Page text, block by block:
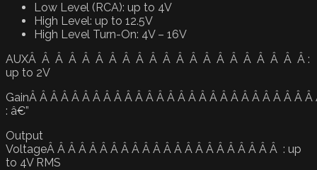
Low Level (RCA): up to 4V
High Level: up to 12.5V
High Level Turn-On: 4V – 16V
AUXÂ Â Â Â Â Â Â Â Â Â Â Â Â Â Â Â Â Â Â Â Â :
up to 2V
GainÂ Â Â Â Â Â Â Â Â Â Â Â Â Â Â Â Â Â Â Â Â Â Â Â Â Â
: â€”
Output
VoltageÂ Â Â Â Â Â Â Â Â Â Â Â Â Â Â Â Â Â Â Â Â Â : up
to 4V RMS